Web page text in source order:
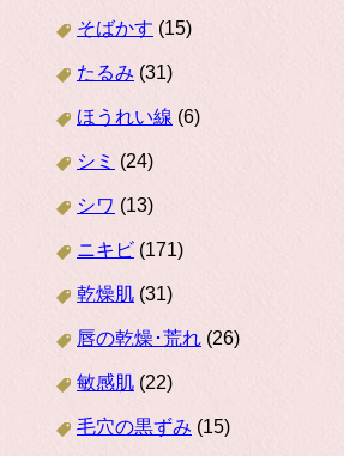
そばかす (15)
たるみ (31)
ほうれい線 (6)
シミ (24)
シワ (13)
ニキビ (171)
乾燥肌 (31)
唇の乾燥･荒れ (26)
敏感肌 (22)
毛穴の黒ずみ (15)